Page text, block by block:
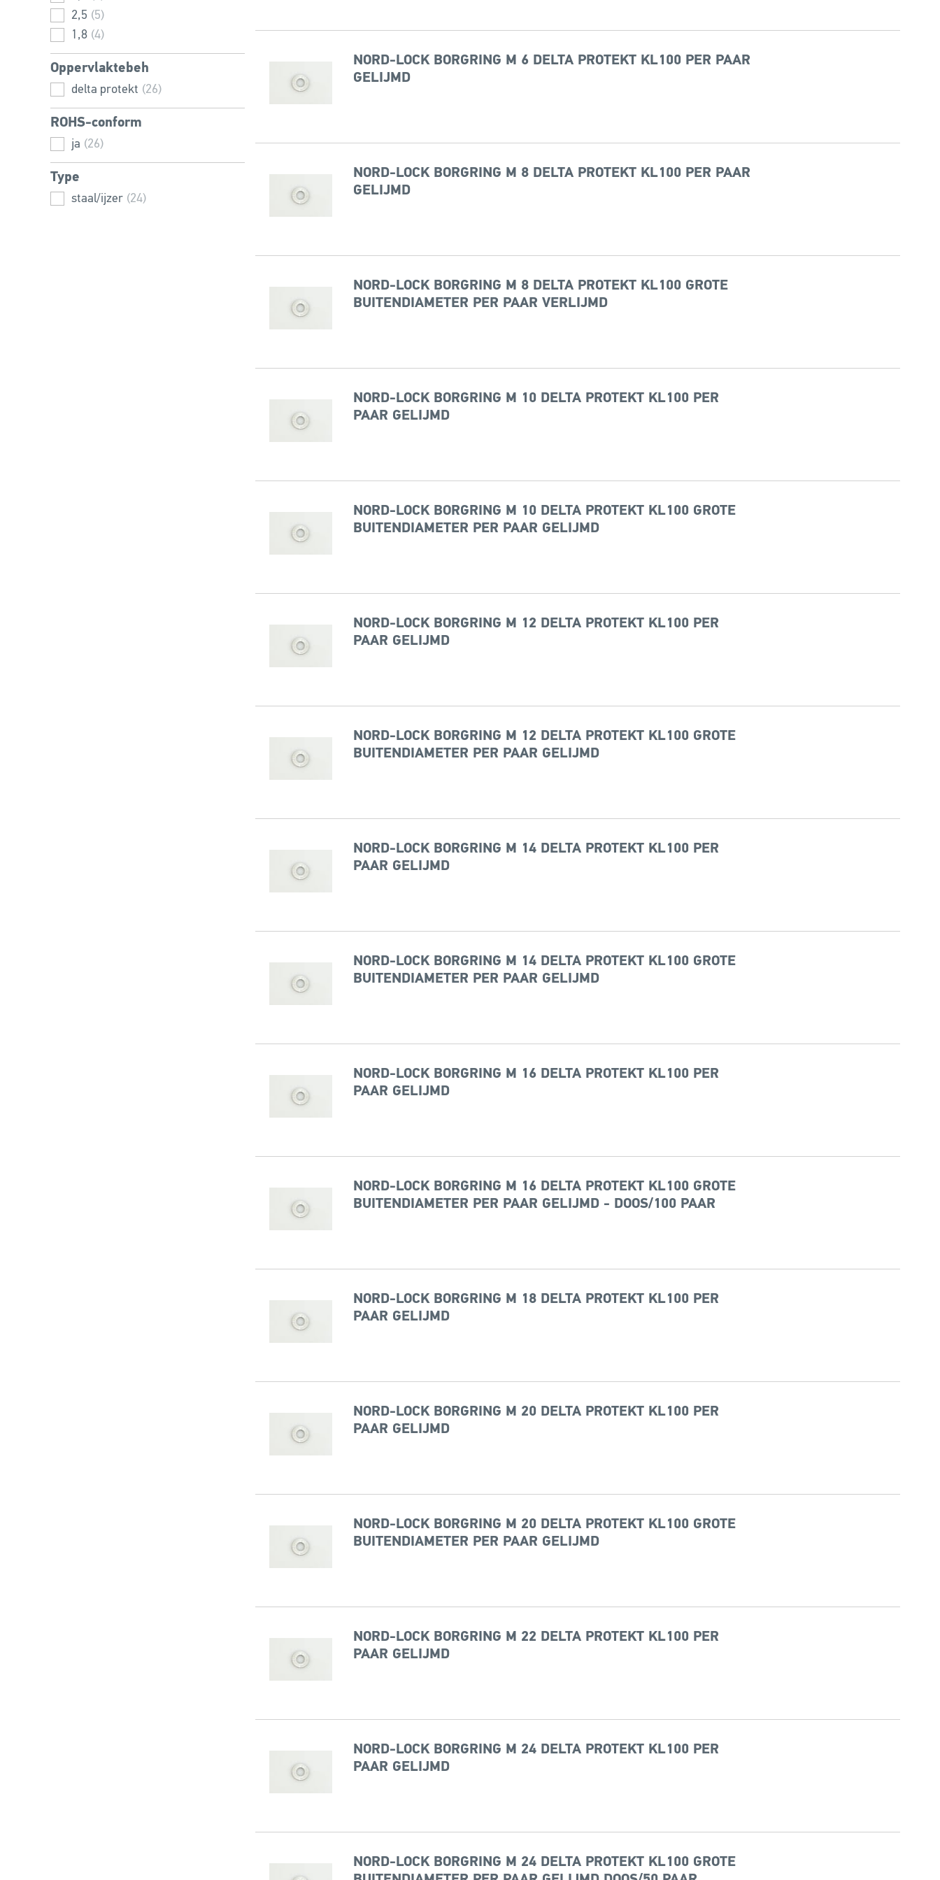
22
(1)
24
(2)
27 (1)
30 (1)
33 (1)
42
(1)
2,5 (5)
1,8 (4)
Oppervlaktebeh
delta protekt (26)
ROHS-conform
ja (26)
Type
staal/ijzer (24)
NORD-LOCK BORGRING M 6 DELTA PROTEKT KL100 PER PAAR
GELIJMD
NORD-LOCK BORGRING M 8 DELTA PROTEKT KL100 PER PAAR
GELIJMD
NORD-LOCK BORGRING M 8 DELTA PROTEKT KL100 GROTE
BUITENDIAMETER PER PAAR VERLIJMD
NORD-LOCK BORGRING M 10 DELTA PROTEKT KL100 PER
PAAR GELIJMD
NORD-LOCK BORGRING M 10 DELTA PROTEKT KL100 GROTE
BUITENDIAMETER PER PAAR GELIJMD
NORD-LOCK BORGRING M 12 DELTA PROTEKT KL100 PER
PAAR GELIJMD
NORD-LOCK BORGRING M 12 DELTA PROTEKT KL100 GROTE
BUITENDIAMETER PER PAAR GELIJMD
NORD-LOCK BORGRING M 14 DELTA PROTEKT KL100 PER
PAAR GELIJMD
NORD-LOCK BORGRING M 14 DELTA PROTEKT KL100 GROTE
BUITENDIAMETER PER PAAR GELIJMD
NORD-LOCK BORGRING M 16 DELTA PROTEKT KL100 PER
PAAR GELIJMD
NORD-LOCK BORGRING M 16 DELTA PROTEKT KL100 GROTE
BUITENDIAMETER PER PAAR GELIJMD - DOOS/100 PAAR
NORD-LOCK BORGRING M 18 DELTA PROTEKT KL100 PER
PAAR GELIJMD
NORD-LOCK BORGRING M 20 DELTA PROTEKT KL100 PER
PAAR GELIJMD
NORD-LOCK BORGRING M 20 DELTA PROTEKT KL100 GROTE
BUITENDIAMETER PER PAAR GELIJMD
NORD-LOCK BORGRING M 22 DELTA PROTEKT KL100 PER
PAAR GELIJMD
NORD-LOCK BORGRING M 24 DELTA PROTEKT KL100 PER
PAAR GELIJMD
NORD-LOCK BORGRING M 24 DELTA PROTEKT KL100 GROTE